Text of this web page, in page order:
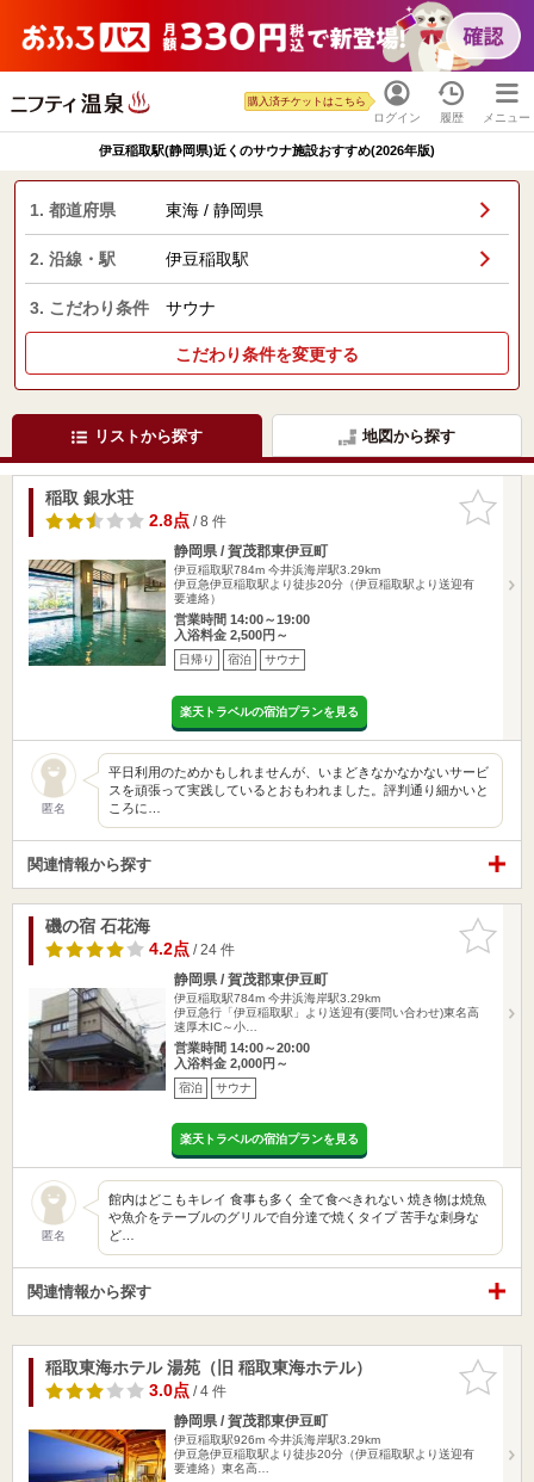
ログイン
購入済チケットはこちら
履歴 メニュー
伊豆稲取駅(静岡県)近くのサウナ施設おすすめ(2026年版)
1. 都道府県 東海 / 静岡県
2. 沿線・駅 伊豆稲取駅
3. こだわり条件 サウナ
こだわり条件を変更する
リストから探す 地図から探す
お気に入
りに追加
稲取 銀水荘
2.8点/ 8 件
静岡県 / 賀茂郡東伊豆町
伊豆稲取駅784m 今井浜海岸駅3.29km
伊豆急伊豆稲取駅より徒歩20分（伊豆稲取駅より送迎有
要連絡）
営業時間 14:00～19:00
入浴料金 2,500円～
日帰り 宿泊 サウナ
楽天トラベルの宿泊プランを見る
匿名
平日利用のためかもしれませんが、いまどきなかなかないサービ
スを頑張って実践しているとおもわれました。評判通り細かいと
ころに…
関連情報から探す
お気に入
りに追加
磯の宿 石花海
4.2点/ 24 件
静岡県 / 賀茂郡東伊豆町
伊豆稲取駅784m 今井浜海岸駅3.29km
伊豆急行「伊豆稲取駅」より送迎有(要問い合わせ)東名高
速厚木IC～小…
営業時間 14:00～20:00
入浴料金 2,000円～
宿泊 サウナ
楽天トラベルの宿泊プランを見る
匿名
館内はどこもキレイ 食事も多く 全て食べきれない 焼き物は焼魚
や魚介をテーブルのグリルで自分達で焼くタイプ 苦手な刺身な
ど…
関連情報から探す
お気に入
りに追加
稲取東海ホテル 湯苑（旧 稲取東海ホテル）
3.0点/ 4 件
静岡県 / 賀茂郡東伊豆町
伊豆稲取駅926m 今井浜海岸駅3.29km
伊豆急伊豆稲取駅より徒歩20分（伊豆稲取駅より送迎有
要連絡）東名高…